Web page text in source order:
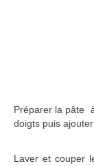
Préparer la pâte
doigts puis
Laver et couper